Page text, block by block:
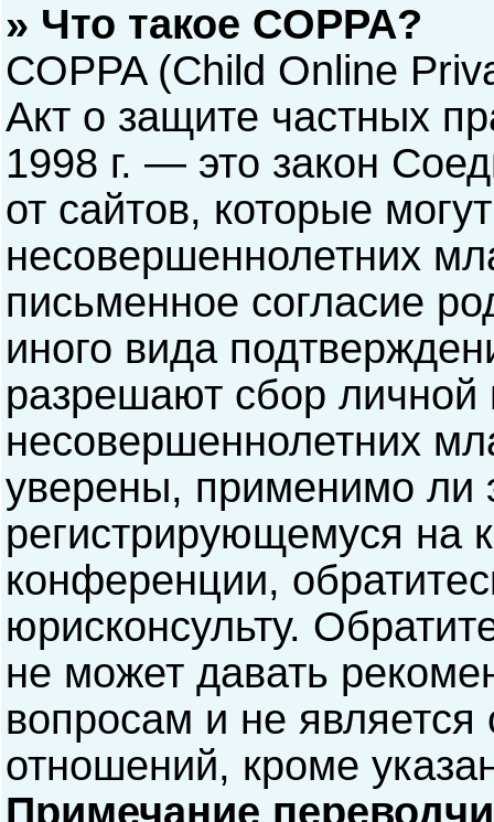
» Что такое COPPA?
COPPA (Child Online
Акт о защите частных
1998 г. — это закон
от сайтов, которые
несовершеннолетних
письменное согласие
иного вида
разрешают сбор
несовершеннолетних
уверены, применимо ли
регистрирующемуся на
конференции,
юрисконсульту.
не может давать
вопросам и не
отношений, кроме
Примечание